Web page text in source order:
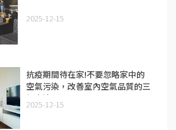
2025-12-15
抗疫期間待在家!不要忽略家中的
空氣污染，改善室內空氣品質的三
個方法
2025-12-15